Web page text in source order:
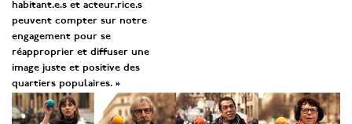
habitant.e.s et acteur.rice.s
peuvent compter sur notre
engagement pour se
réapproprier et diffuser une
image juste et positive des
quartiers populaires. »